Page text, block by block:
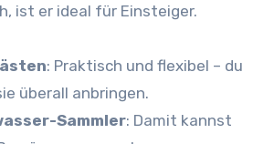
ist er ideal für Einsteiger.
: Praktisch und flexibel – du
überall anbringen.
Sammler: Damit kannst